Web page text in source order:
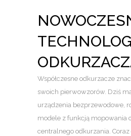
Współczesne odkurzacze
swoich pierwowzorów. Dziś
urządzenia bezprzewodowe,
modele z funkcją mopowania
centralnego odkurzania. Coraz